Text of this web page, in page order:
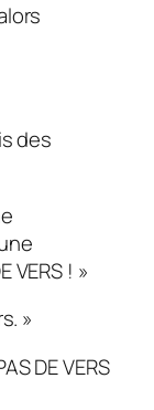
des
VERS ! »
»
DE VERS